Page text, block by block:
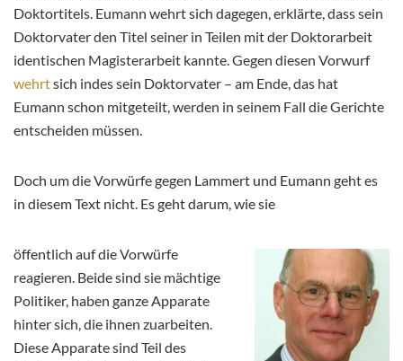
Doktortitels. Eumann wehrt sich dagegen, erklärte, dass sein
Doktorvater den Titel seiner in Teilen mit der Doktorarbeit
identischen Magisterarbeit kannte. Gegen diesen Vorwurf
wehrtsich indes sein Doktorvater – am Ende, das hat
Eumann schon mitgeteilt, werden in seinem Fall die Gerichte
entscheiden müssen.
Doch um die Vorwürfe gegen Lammert und Eumann geht es
in diesem Text nicht. Es geht darum, wie sie
öffentlich auf die Vorwürfe
reagieren. Beide sind sie mächtige
Politiker, haben ganze Apparate
hinter sich, die ihnen zuarbeiten.
Diese Apparate sind Teil des